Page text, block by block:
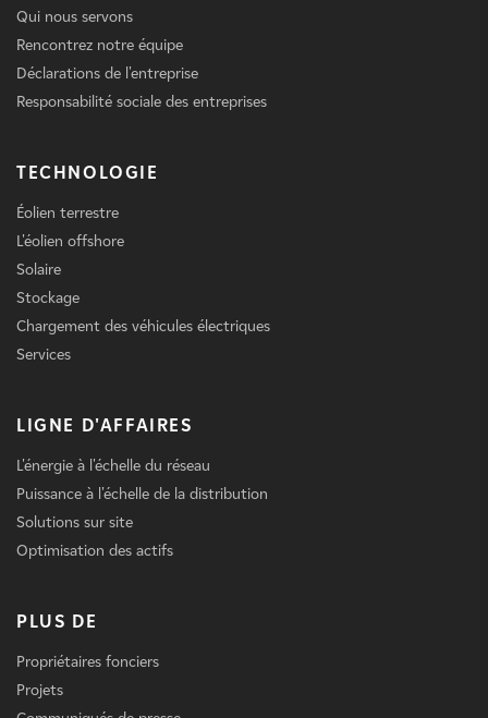
Qui nous servons
Rencontrez notre équipe
Déclarations de l'entreprise
Responsabilité sociale des entreprises
TECHNOLOGIE
Éolien terrestre
L'éolien offshore
Solaire
Stockage
Chargement des véhicules électriques
Services
LIGNE D'AFFAIRES
L'énergie à l'échelle du réseau
Puissance à l'échelle de la distribution
Solutions sur site
Optimisation des actifs
PLUS DE
Propriétaires fonciers
Projets